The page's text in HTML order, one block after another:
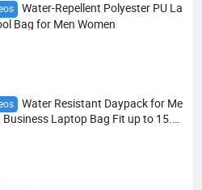
Water-Repellent Polyester PU La
Bag for Men Women
Water Resistant Daypack for Me
Business Laptop Bag Fit up to 15.6"